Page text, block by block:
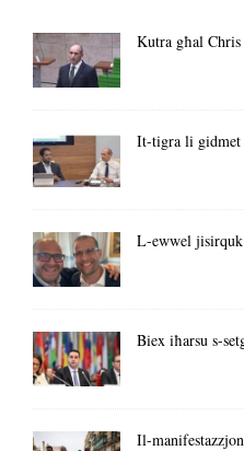
Kutra għal Chris
It-tigra li gidmet
L-ewwel
Biex iħarsu s-
Il-